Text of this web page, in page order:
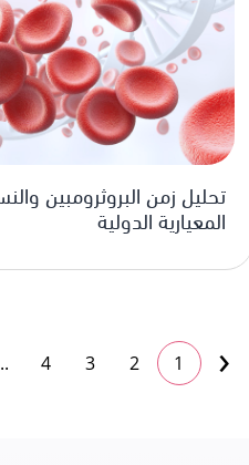
تحليل زمن البروثرومبين
المعيارية الدولية
‹
1
2
3
4